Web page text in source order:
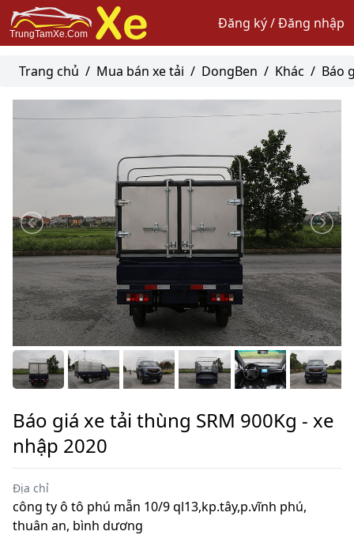
Đăng ký / Đăng nhập
Trang chủ / Mua bán xe tải / DongBen / Khác / Báo
Báo giá xe tải thùng SRM 900Kg - xe
nhập 2020
Địa chỉ
công ty ô tô phú mẫn 10/9 ql13,kp.tây,p.vĩnh phú,
thuân an, bình dương